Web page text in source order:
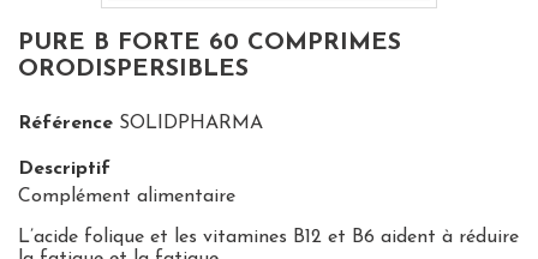
PURE B FORTE 60 COMPRIMES
ORODISPERSIBLES
Référence SOLIDPHARMA
Descriptif
Complément alimentaire
L’acide folique et les vitamines B12 et B6 aident à réduire